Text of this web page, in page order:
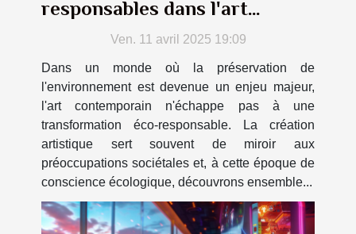
responsables dans l'art
contemporainVen. 11 avril 2025 19:09
Dans un monde où la préservation de
l'environnement est devenue un enjeu majeur,
l'art contemporain n'échappe pas à une
transformation éco-responsable. La création
artistique sert souvent de miroir aux
préoccupations sociétales et, à cette époque de
conscience écologique, découvrons ensemble...